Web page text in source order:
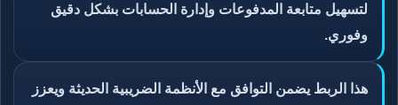
لتسهيل متابعة المدفوعات وإدارة الحسابات بشكل دقيق
وفوري.
هذا الربط يضمن التوافق مع الأنظمة الضريبية الحديثة ويعزز